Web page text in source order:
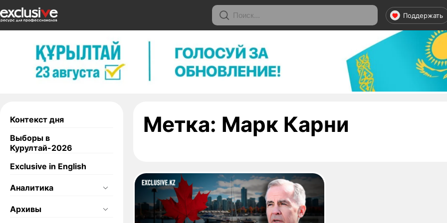
Поддержать
Контекст дня
Выборы в
Курултай-2026
Exclusive in English
Аналитика
Архивы
Метка: Марк Карни